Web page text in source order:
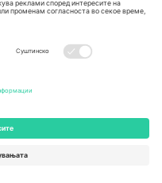
City Road, London, Greater
52a, 6390
United Arab Emirates